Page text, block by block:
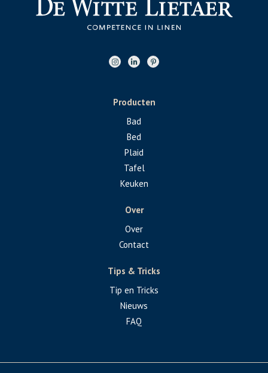
Producten
Bad
Bed
Plaid
Tafel
Keuken
Over
Over
Contact
Tips & Tricks
Tip en Tricks
Nieuws
FAQ